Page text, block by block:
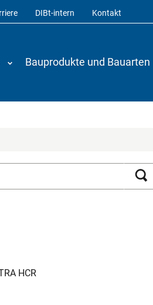
DIBt-intern Kontakt
Bauprodukte und Bauarten
HCR